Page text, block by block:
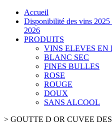
Accueil
Disponibilité des vins
2026
PRODUITS
VINS ELEVES EN
BLANC SEC
FINES BULLES
ROSE
ROUGE
DOUX
SANS ALCOOL
> GOUTTE D OR CUVEE